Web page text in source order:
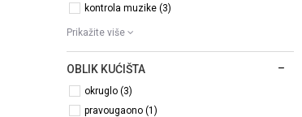
kontrola muzike (3)
Prikažite više
OBLIK KUĆIŠTA
okruglo (3)
pravougaono (1)